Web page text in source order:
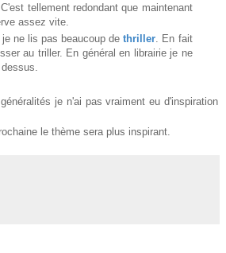
tellement redondant que maintenant
assez vite.
je ne lis pas beaucoup dethriller. En fait
au triller. En général en librairie je ne
je n'ai pas vraiment eu d'inspiration
le thème sera plus inspirant.